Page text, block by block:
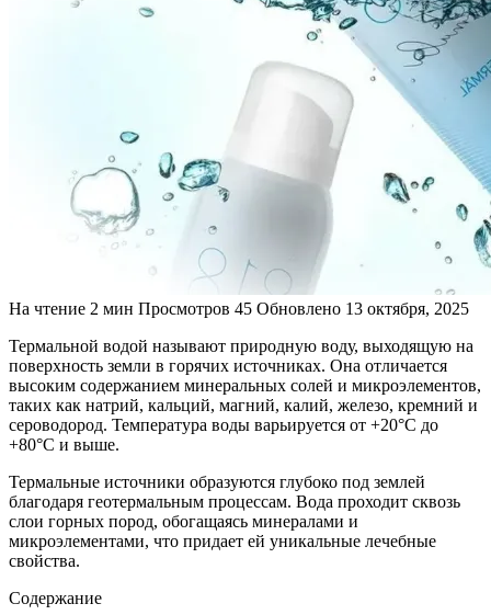
На чтение 2 мин Просмотров 45 Обновлено 13 октября, 2025
Термальной водой называют природную воду, выходящую на
поверхность земли в горячих источниках. Она отличается
высоким содержанием минеральных солей и микроэлементов,
таких как натрий, кальций, магний, калий, железо, кремний и
сероводород. Температура воды варьируется от +20°C до
+80°C и выше.
Термальные источники образуются глубоко под землей
благодаря геотермальным процессам. Вода проходит сквозь
слои горных пород, обогащаясь минералами и
микроэлементами, что придает ей уникальные лечебные
свойства.
Содержание